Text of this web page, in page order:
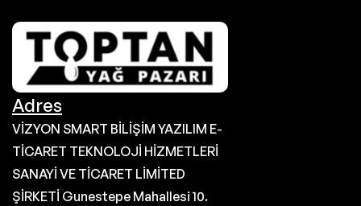
Adres
VİZYON SMART BİLİŞİM YAZILIM E-
TİCARET TEKNOLOJİ HİZMETLERİ
SANAYİ VE TİCARET LİMİTED
ŞİRKETİ Gunestepe Mahallesi 10.